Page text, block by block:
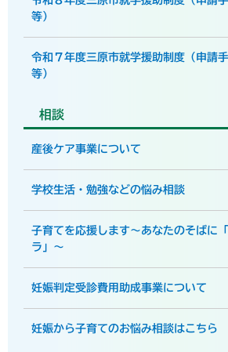
等）
令和７年度三原市就学援助制度（申請
等）
相談
産後ケア事業について
学校生活・勉強などの悩み相談
子育てを応援します～あなたのそばに
ラ」～
妊娠判定受診費用助成事業について
妊娠から子育てのお悩み相談はこちら